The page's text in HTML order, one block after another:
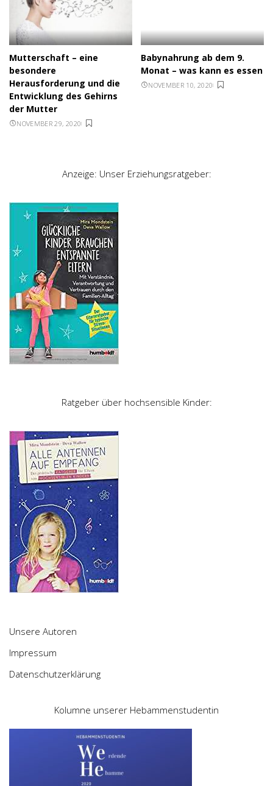
Mutterschaft – eine
besondere
Herausforderung und die
Entwicklung des Gehirns
der Mutter
NOVEMBER 29, 2020
Babynahrung ab dem 9.
Monat – was kann es essen
NOVEMBER 10, 2020
Anzeige: Unser Erziehungsratgeber:
Ratgeber über hochsensible Kinder:
Unsere Autoren
Impressum
Datenschutzerklärung
Kolumne unserer Hebammenstudentin